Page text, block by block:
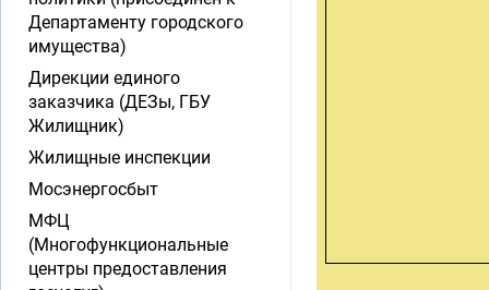
Департаменту городского
имущества)
Дирекции единого
заказчика (ДЕЗы, ГБУ
Жилищник)
Жилищные инспекции
Мосэнергосбыт
МФЦ
(Многофункциональные
центры предоставления